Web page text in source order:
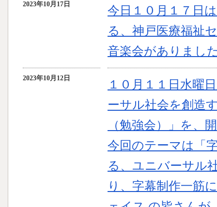
2023年10月17日
今日１０月１７日
る、神戸医療福祉
音楽会がありまし
2023年10月12日
１０月１１日水曜
ーサル社会を創造
（勉強会）」を、
今回のテーマは「
る、ユニバーサル
り、字幕制作一筋